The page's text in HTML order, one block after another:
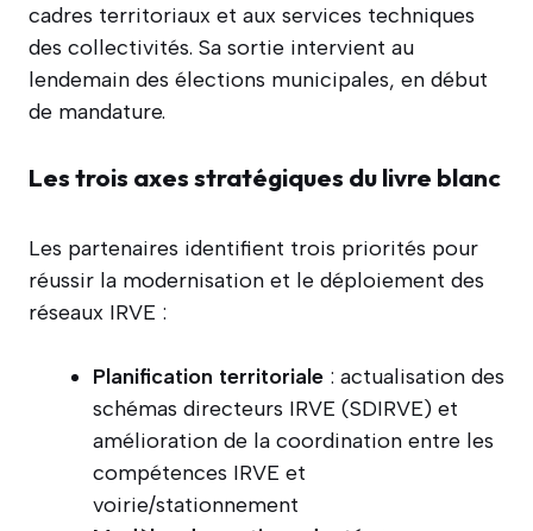
cadres territoriaux et aux services techniques
des collectivités. Sa sortie intervient au
lendemain des élections municipales, en début
de mandature.
Les trois axes stratégiques du livre blanc
Les partenaires identifient trois priorités pour
réussir la modernisation et le déploiement des
réseaux IRVE :
Planification territoriale : actualisation des
schémas directeurs IRVE (SDIRVE) et
amélioration de la coordination entre les
compétences IRVE et
voirie/stationnement